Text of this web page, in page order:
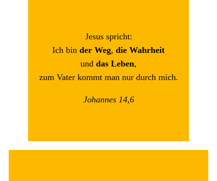
Jesus spricht:
Ich bin der Weg, die Wahrheit
und das Leben,
zum Vater kommt man nur durch mich.
Johannes 14,6